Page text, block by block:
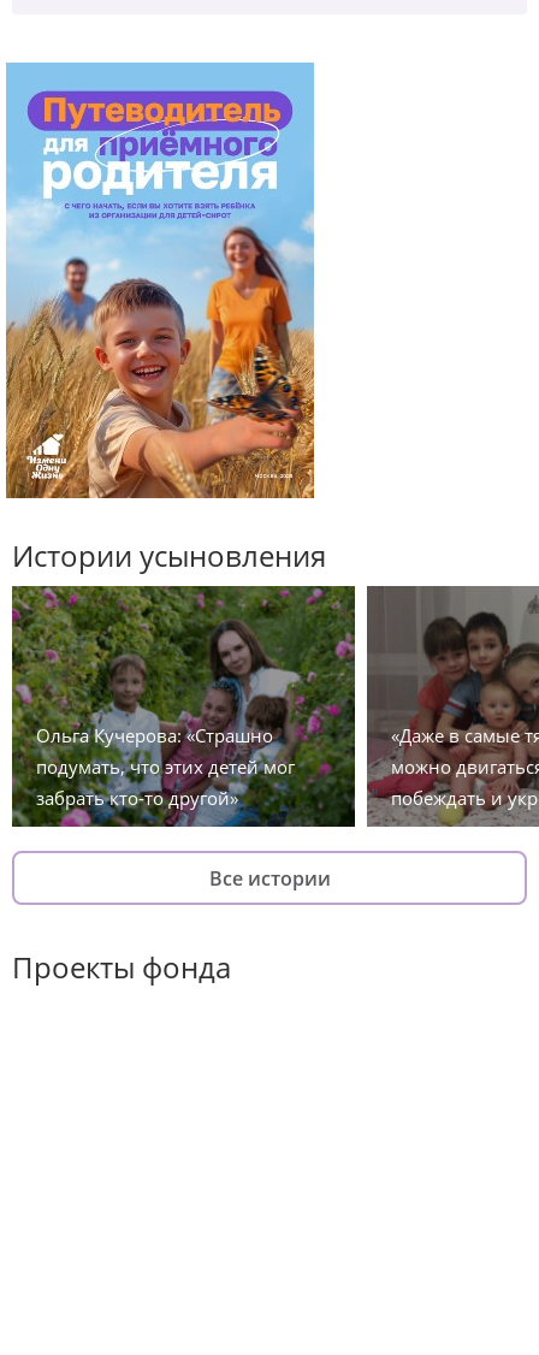
Истории усыновления
Ольга Кучерова: «Страшно
подумать, что этих детей мог
забрать кто-то другой»
«Даже в самые
можно
побеждать и
Все истории
Проекты фонда